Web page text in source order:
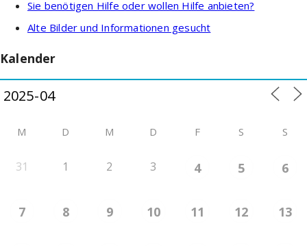
Sie benötigen Hilfe oder wollen Hilfe anbieten?
Alte Bilder und Informationen gesucht
Kalender
M D M D F S S
31 1 2 3 4 5 6
7 8 9 10 11 12 13